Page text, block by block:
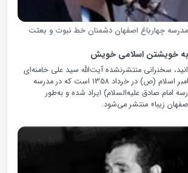
مدرسه چهارباغ اصفهان دشمنان خط نبوت و بعثت
خویشتن اسلامی خویش
سخنرانی منتشرنشده آیت‌الله سید علی خامنه‌ای
به مناسبت بعثت پیامبر اسلام (ص) در خرداد 1358 است که در مدرسه
امام صادق علیه‌السلام) ایراد شده و به‌طور
زیبا» منتشر می‌شود.